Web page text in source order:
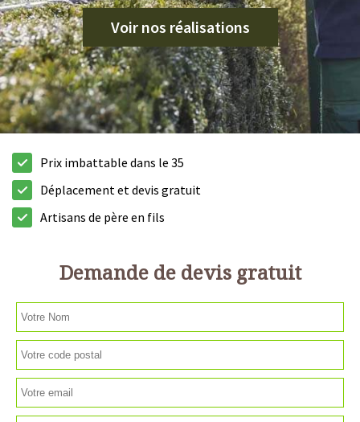
Voir nos réalisations
Prix imbattable dans le 35
Déplacement et devis gratuit
Artisans de père en fils
Demande de devis gratuit